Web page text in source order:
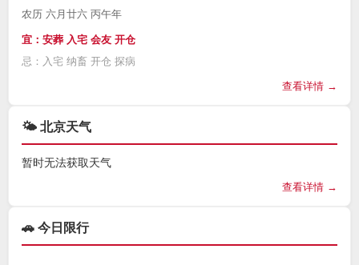
农历 六月廿六 丙午年
宜：安葬 入宅 会友 开仓
忌：入宅 纳畜 开仓 探病
查看详情 →
🌤️ 北京天气
暂时无法获取天气
查看详情 →
🚗 今日限行